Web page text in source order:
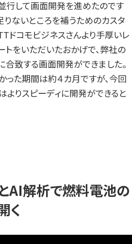
行して画面開発を進めたのです
ないところを補うためのカスタ
ドコモビジネスさんより手厚いレ
をいただいたおかげで、弊社の
致する画面開発ができました。
った期間は約４カ月ですが、今回
りスピーディに開発ができると
AI解析で燃料電池の
く